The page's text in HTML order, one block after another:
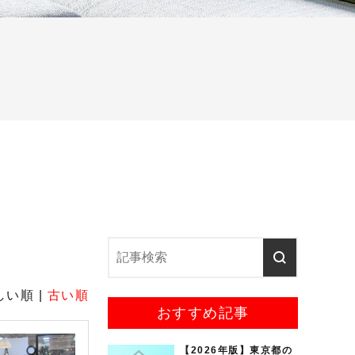
い順 | 古い順
おすすめ記事
【2026年版】東京都の